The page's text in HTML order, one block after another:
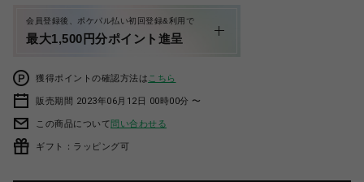
会員登録後、ポケパル払い初回登録&利用で
最大1,500円分ポイント進呈
獲得ポイントの確認方法は こちら
販売期間 2023年06月12日 00時00分 〜
この商品について問い合わせる
ギフト：ラッピング可